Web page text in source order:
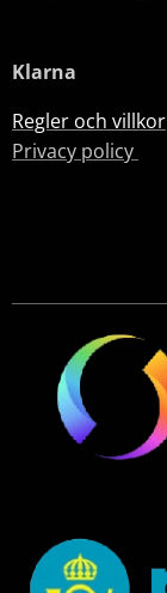
Klarna
Regler och villkor
Privacy policy